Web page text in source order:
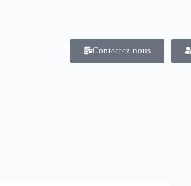
Contactez-nous